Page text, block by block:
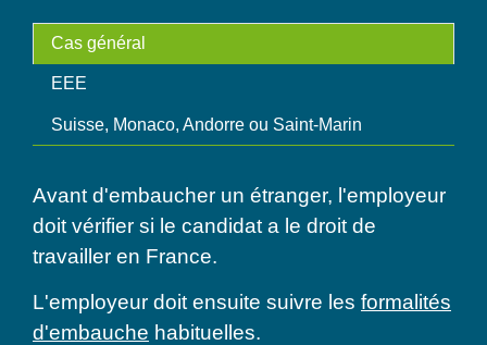
Cas général
EEE
Suisse, Monaco, Andorre ou Saint-Marin
Avant d'embaucher un étranger, l'employeur
doit vérifier si le candidat a le droit de
travailler en France.
L'employeur doit ensuite suivre les formalités
d'embauche habituelles.